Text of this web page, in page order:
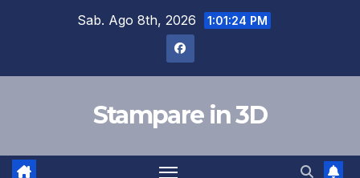
Sab. Ago 8th, 2026 1:01:24 PM
Stampare in 3D